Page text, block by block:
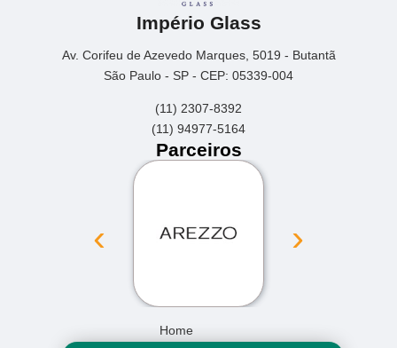
Império Glass
Av. Corifeu de Azevedo Marques, 5019 - Butantã
São Paulo - SP - CEP: 05339-004
(11) 2307-8392
(11) 94977-5164
Parceiros
‹ ›
Home